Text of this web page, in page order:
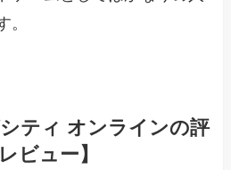
。
ティ オンラインの評
ビュー】